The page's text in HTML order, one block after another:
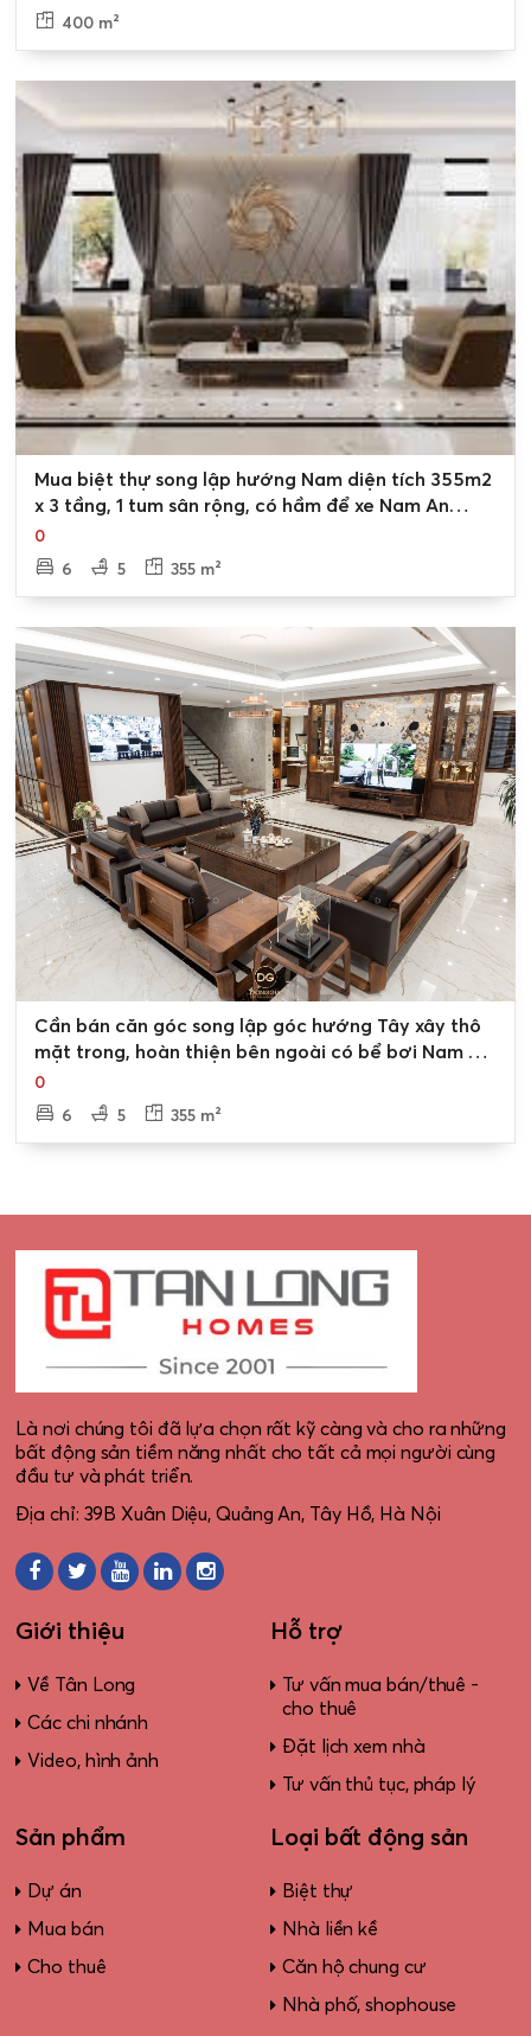
400 m²
Mua biệt thự song lập hướng Nam diện tích 355m2
x 3 tầng, 1 tum sân rộng, có hầm để xe Nam An
Khánh Sudico Hoài Đức
0
6
5 355 m²
Cần bán căn góc song lập góc hướng Tây xây thô
mặt trong, hoàn thiện bên ngoài có bể bơi Nam An
Khánh
0
6
5 355 m²
Là nơi chúng tôi đã lựa chọn rất kỹ càng và cho ra những
bất động sản tiềm năng nhất cho tất cả mọi người cùng
đầu tư và phát triển.
Địa chỉ: 39B Xuân Diệu, Quảng An, Tây Hồ, Hà Nội
Giới thiệu
Về Tân Long
Các chi nhánh
Video, hình ảnh
Hỗ trợ
Tư vấn mua bán/thuê -
cho thuê
Đặt lịch xem nhà
Tư vấn thủ tục, pháp lý
Sản phẩm
Dự án
Mua bán
Cho thuê
Loại bất động sản
Biệt thự
Nhà liền kề
Căn hộ chung cư
Nhà phố, shophouse